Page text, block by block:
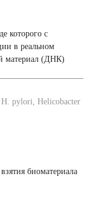
которого с
в реальном
материал (ДНК)
H. pylori, Helicobacter
биоматериала